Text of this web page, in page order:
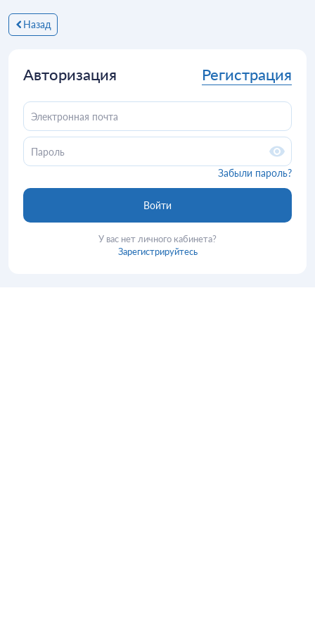
Назад
Авторизация Регистрация
Забыли пароль?
У вас нет личного кабинета?
Зарегистрируйтесь